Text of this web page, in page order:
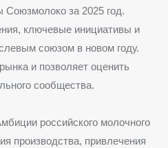
Союзмолоко за 2025 год.
ключевые инициативы и
союзом в новом году.
и позволяет оценить
сообщества.
российского молочного
производства, привлечения